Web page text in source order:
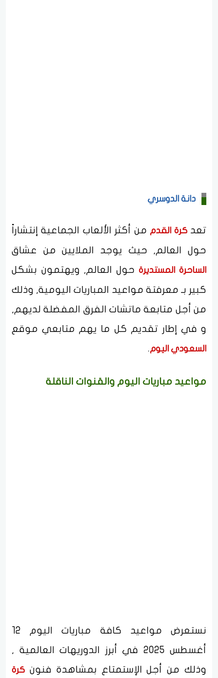
دانة الدوسري
تعدكرة القدم من أكثر الألعاب الجماعية إنتشاراً
حول العالم, حيث يوجد الملايين من عشاق
الساحرة المستديرةحول العالم, ويهتمون بشكل
كبير بـ معرفتة مواعيد المباريات اليومية, وذلك
من أجل متابعة ماتشات الفرق المفضلة لديهم,
و في إطار تقديم كل ما يهم متابعي موقع
السعودي اليوم.
مواعيد مباريات اليوم والقنوات الناقلة
نستعرض مواعيد كافة مباريات اليوم 12
أغسطس 2025 في أبرز الدوريهات العالمية ,
وذلك من أجل الإستمتاع بمشاهدة فنون كرة